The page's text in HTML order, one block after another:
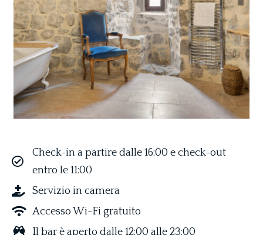
Check-in a partire dalle 16:00 e check-out
entro le 11:00
Servizio in camera
Accesso Wi-Fi gratuito
Il bar è aperto dalle 12:00 alle 23:00